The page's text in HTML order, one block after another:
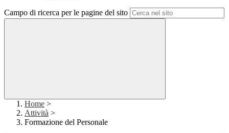
Campo di ricerca per le pagine del sito
Home >
Attività >
Formazione del Personale